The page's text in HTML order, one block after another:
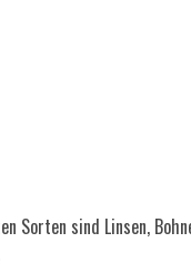
sind Linsen,